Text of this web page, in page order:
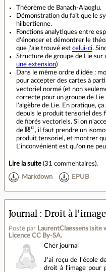
Théorème de Banach-Alaoglu.
Démonstration du fait que le
hilbertienne.
Fonctions analytiques entre
d'énoncer et démontrer le
que j'aie trouvé est celui-ci.
Structure de groupe de Lie sur
une extension)
Dans le même ordre d'idée :
pour accepter des cartes à
vectoriel normé (et non
correcte pour un groupe de
l'algèbre de Lie. En pratique,
depuis le produit tensoriel des
de fibrés vectoriels. Si on
de
, il faut prendre un
produit tensoriel, et montrer
L'inconvénient est qu'on ne
Lire la suite (31 commentaires).
Markdown EPUB
Journal Droit à
Posté par LaurentClaessens (site
Licence CC By‑SA.
Cher journal
J'ai reçu de l'école
droit à l'image pour